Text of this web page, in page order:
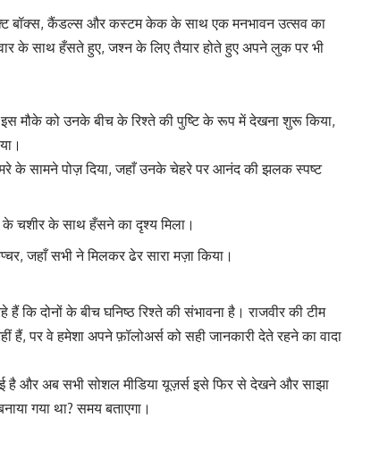
बॉक्स, कैंडल्स और कस्टम केक के साथ एक मनभावन उत्सव का
के साथ हँसते हुए, जश्न के लिए तैयार होते हुए अपने लुक पर भी
मौके को उनके बीच के रिश्ते की पुष्टि के रूप में देखना शुरू किया,
के सामने पोज़ दिया, जहाँ उनके चेहरे पर आनंद की झलक स्पष्ट
चशीर के साथ हँसने का दृश्य मिला।
जहाँ सभी ने मिलकर ढेर सारा मज़ा किया।
दोनों के बीच घनिष्ठ रिश्ते की संभावना है। राजवीर की टीम
पर वे हमेशा अपने फ़ॉलोअर्स को सही जानकारी देते रहने का वादा
है और अब सभी सोशल मीडिया यूज़र्स इसे फिर से देखने और साझा
गया था? समय बताएगा।